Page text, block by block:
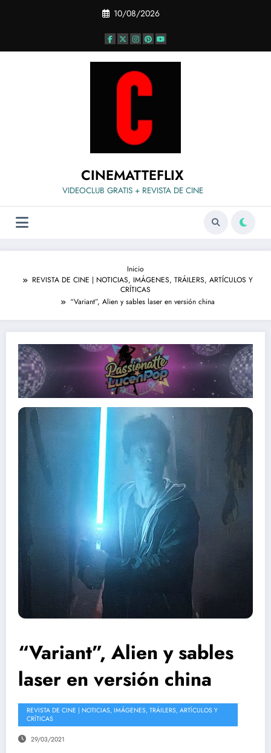
10/08/2026
CINEMATTEFLIX
VIDEOCLUB GRATIS + REVISTA DE CINE
Inicio
REVISTA DE CINE | NOTICIAS, IMÁGENES, TRÁILERS, ARTÍCULOS Y
CRÍTICAS
“Variant”, Alien y sables laser en versión china
“Variant”, Alien y sables
laser en versión china
REVISTA DE CINE | NOTICIAS, IMÁGENES, TRÁILERS, ARTÍCULOS Y
CRÍTICAS
29/03/2021